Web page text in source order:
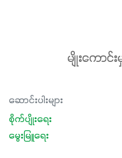
မျိုးကောင်
ဆောင်းပါးများ
စိုက်ပျိုးရေး
မွေးမြူရေး